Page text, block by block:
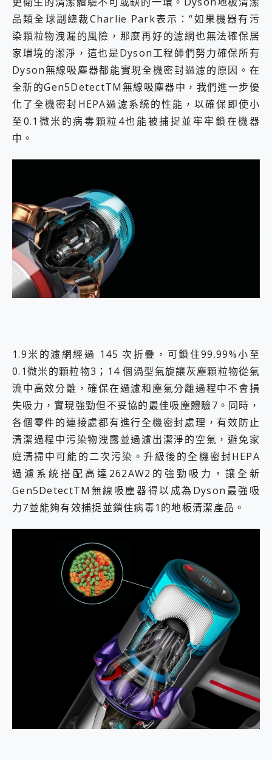
品類全球副總裁Charlie Park表示：“如果機器有污
染顆粒物洩漏的風險，那麼再好的濾網也無法確保居
家環境的潔淨，這也是Dyson工程師們努力確保所有
Dyson無線吸塵器都能實現全機密封過濾的原因。在
全新的Gen5DetectTM無線吸塵器中，我們進一步優
化了全機密封HEPA過濾系統的性能，以確保即使小
至0.1微米的病毒顆粒4也能被捕捉並牢牢鎖在機器
中。
1.9米的濾網經過 145 次折疊，可鎖住99.99%小至
0.1微米的顆粒物3；14 個渦型氣旋讓灰塵顆粒物從氣
流中高效分離，確保在過濾和塵氣分離過程中不會損
失吸力，實現強勁但不妥協的最佳吸塵體驗7。同時，
各個零件的連接處都有進行全機密封處理，有效防止
清潔過程中污染物洩露並過濾出潔淨的空氣，避免家
庭清掃中可能的二次污染。升級後的全機密封HEPA
過濾系統搭配高達262AW2的強勁吸力，讓全新
Gen5DetectTM無線吸塵器得以成為Dyson最強吸
力7並能夠有效捕捉並鎖住病毒1的地板清潔產品。